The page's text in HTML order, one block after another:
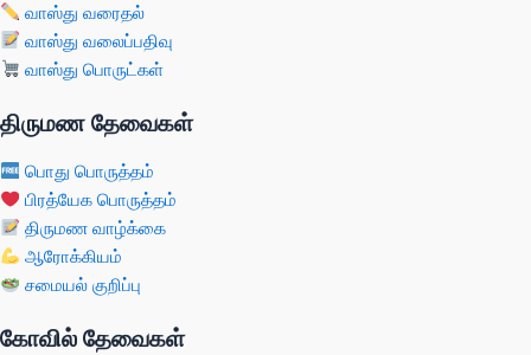
வாஸ்து வரைதல்
வாஸ்து வலைப்பதிவு
வாஸ்து பொருட்கள்
திருமண தேவைகள்
பொது பொருத்தம்
பிரத்யேக பொருத்தம்
திருமண வாழ்க்கை
ஆரோக்கியம்
சமையல் குறிப்பு
கோவில் தேவைகள்